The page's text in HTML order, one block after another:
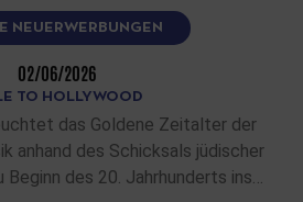
NEUERWERBUNGEN
02/06/2026
TO HOLLYWOOD
das Goldene Zeitalter der
anhand des Schicksals jüdischer
Beginn des 20. Jahrhunderts ins…